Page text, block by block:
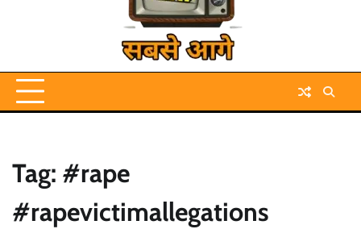
Tag: #rape
#rapevictimallegations